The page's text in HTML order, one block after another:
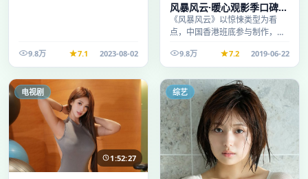
9.8万 7.1 2023-08-02
风暴风云·暖心观影季口碑发
酵持续升温
《风暴风云》以惊悚类型为看
点，中国香港班底参与制作，叙
段观看。
9.8万 7.2 2019-06-22
电视剧
1:52:27
综艺